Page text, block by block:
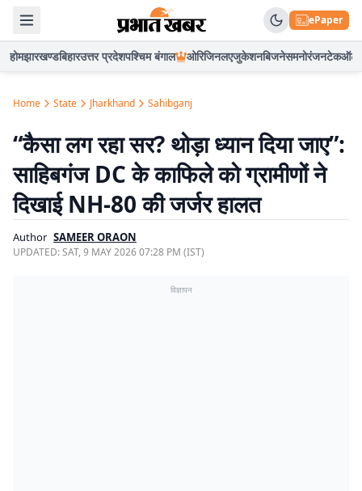
ePaper
होमझारखण्डबिहारउत्तर प्रदेशपश्चिम बंगाल ओरिजिनलएजुकेशनबिजनेसमनोरंजनटेकऑटो
Home State Jharkhand Sahibganj
“कैसा लग रहा सर? थोड़ा ध्यान दिया जाए”:
साहिबगंज DC के काफिले को ग्रामीणों ने
दिखाई NH-80 की जर्जर हालत
Author SAMEER ORAON
UPDATED:SAT, 9 MAY 2026 07:28 PM (IST)
विज्ञापन